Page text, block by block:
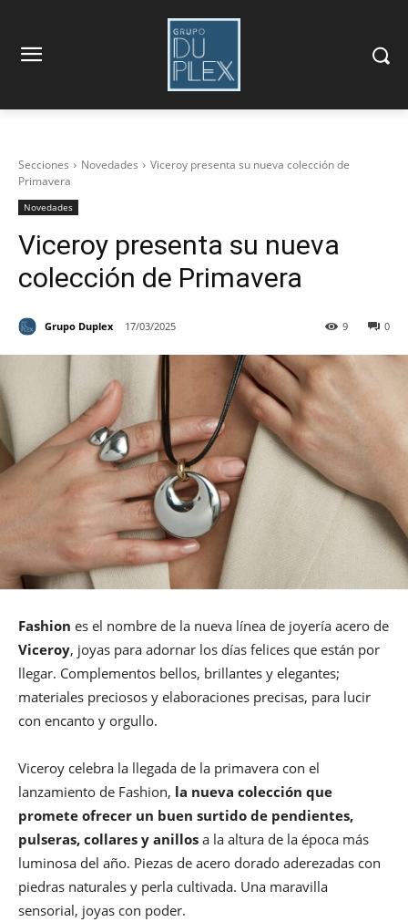
Secciones Novedades
Viceroy presenta su nueva colección de
Primavera
Novedades
Viceroy presenta su nueva
colección de Primavera
Grupo Duplex 17/03/2025 0
9
Fashion es el nombre de la nueva línea de joyería acero de
Viceroy, joyas para adornar los días felices que están por
llegar. Complementos bellos, brillantes y elegantes;
materiales preciosos y elaboraciones precisas, para lucir
con encanto y orgullo.
Viceroy celebra la llegada de la primavera con el
lanzamiento de Fashion, la nueva colección que
promete ofrecer un buen surtido de pendientes,
pulseras, collares y anillos a la altura de la época más
luminosa del año. Piezas de acero dorado aderezadas con
piedras naturales y perla cultivada. Una maravilla
sensorial, joyas con poder.